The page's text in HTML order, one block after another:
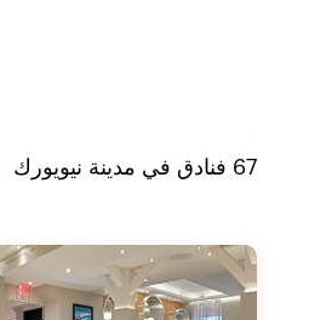
67 فنادق في مدينة نيويورك